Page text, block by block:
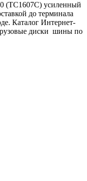
(TC1607C) усиленный
до терминала
Каталог Интернет-
диски шины по